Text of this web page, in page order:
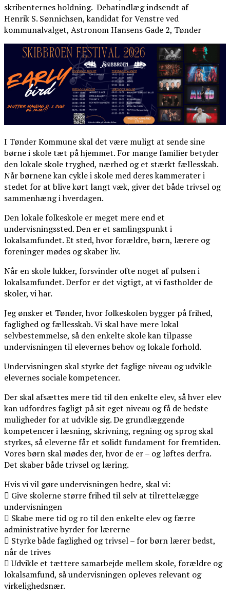
skribenternes holdning. Debatindlæg indsendt af
Henrik S. Sønnichsen, kandidat for Venstre ved
kommunalvalget, Astronom Hansens Gade 2, Tønder
I Tønder Kommune skal det være muligt at sende sine
børne i skole tæt på hjemmet. For mange familier betyder
den lokale skole tryghed, nærhed og et stærkt fællesskab.
Når børnene kan cykle i skole med deres kammerater i
stedet for at blive kørt langt væk, giver det både trivsel og
sammenhæng i hverdagen.
Den lokale folkeskole er meget mere end et
undervisningssted. Den er et samlingspunkt i
lokalsamfundet. Et sted, hvor forældre, børn, lærere og
foreninger mødes og skaber liv.
Når en skole lukker, forsvinder ofte noget af pulsen i
lokalsamfundet. Derfor er det vigtigt, at vi fastholder de
skoler, vi har.
Jeg ønsker et Tønder, hvor folkeskolen bygger på frihed,
faglighed og fællesskab. Vi skal have mere lokal
selvbestemmelse, så den enkelte skole kan tilpasse
undervisningen til elevernes behov og lokale forhold.
Undervisningen skal styrke det faglige niveau og udvikle
elevernes sociale kompetencer.
Der skal afsættes mere tid til den enkelte elev, så hver elev
kan udfordres fagligt på sit eget niveau og få de bedste
muligheder for at udvikle sig. De grundlæggende
kompetencer i læsning, skrivning, regning og sprog skal
styrkes, så eleverne får et solidt fundament for fremtiden.
Vores børn skal mødes der, hvor de er – og løftes derfra.
Det skaber både trivsel og læring.
Hvis vi vil gøre undervisningen bedre, skal vi:
 Give skolerne større frihed til selv at tilrettelægge
undervisningen
 Skabe mere tid og ro til den enkelte elev og færre
administrative byrder for lærerne
 Styrke både faglighed og trivsel – for børn lærer bedst,
når de trives
 Udvikle et tættere samarbejde mellem skole, forældre og
lokalsamfund, så undervisningen opleves relevant og
virkelighedsnær.